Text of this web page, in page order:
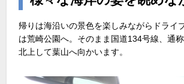
帰りは海沿いの景色を楽しみながらドライ
は荒崎公園へ。そのまま国道134号線、通
北上して葉山へ向かいます。